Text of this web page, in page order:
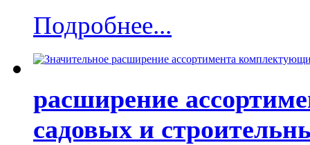
Подробнее...
расширение
садовых и